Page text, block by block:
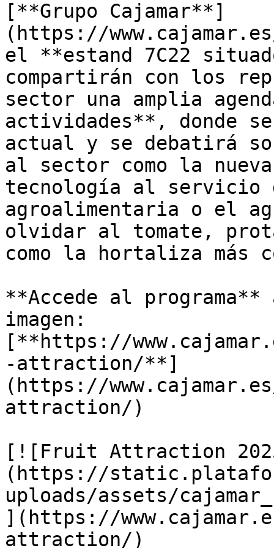
[**Grupo Cajamar**]
(https://
el **estand 7C22
compartirán con los
sector una amplia
actividades**, donde
actual y se debatirá
al sector como la
tecnología al servicio
agroalimentaria o el
olvidar al tomate,
como la hortaliza más
**Accede al
imagen:
[**https://
-attraction/**]
(https://
attraction/)
[![Fruit Attraction
(https://
uploads/assets/
](https://
attraction/)